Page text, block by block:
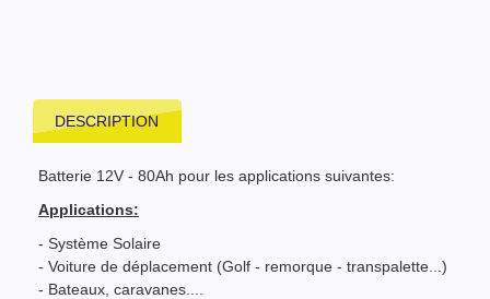
DESCRIPTION
Batterie 12V - 80Ah pour les applications suivantes:
Applications:
- Système Solaire
- Voiture de déplacement (Golf - remorque - transpalette...)
- Bateaux, caravanes....